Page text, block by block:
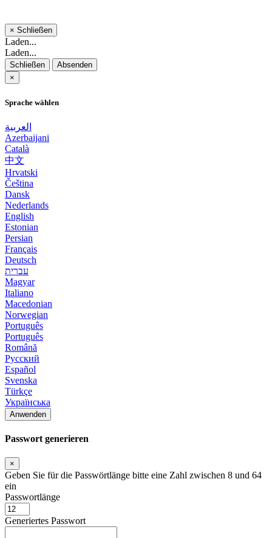
× Schließen
Laden...
Laden...
Schließen
Absenden
×
Sprache wählen
العربية
Azerbaijani
Català
中文
Hrvatski
Čeština
Dansk
Nederlands
English
Estonian
Persian
Français
Deutsch
עברית
Magyar
Italiano
Macedonian
Norwegian
Português
Português
Română
Русский
Español
Svenska
Türkçe
Українська
Anwenden
Passwort generieren
×
Geben Sie für die Passwörtlänge bitte eine Zahl zwischen 8 und 64
ein
Passwortlänge
Generiertes Passwort